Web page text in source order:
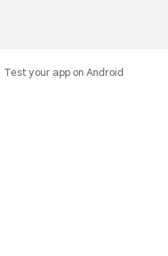
Test your app on Android